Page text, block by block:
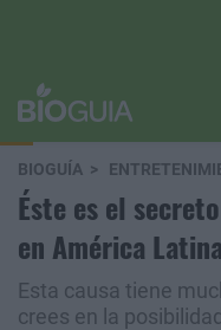
BIOGUÍA
Éste es el
en América Latina
Esta causa tiene
crees en la